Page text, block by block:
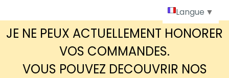
JE NE PEUX ACTUELLEMENT HONORER
VOS COMMANDES.
VOUS POUVEZ DECOUVRIR NOS
Langue ▼